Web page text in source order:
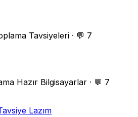
Tavsiyeleri · 💬 7
Hazır Bilgisayarlar · 💬 7
Lazım